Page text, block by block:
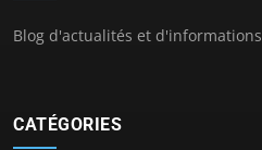
Blog d'actualités et d'informations
CATÉGORIES